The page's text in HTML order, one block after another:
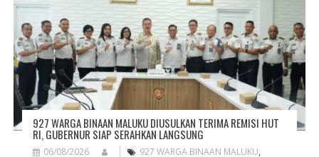
T
O
N
927 WARGA BINAAN MALUKU DIUSULKAN TERIMA REMISI HUT
RI, GUBERNUR SIAP SERAHKAN LANGSUNG
06/08/2026 927 WARGA BINAAN MALUKU,